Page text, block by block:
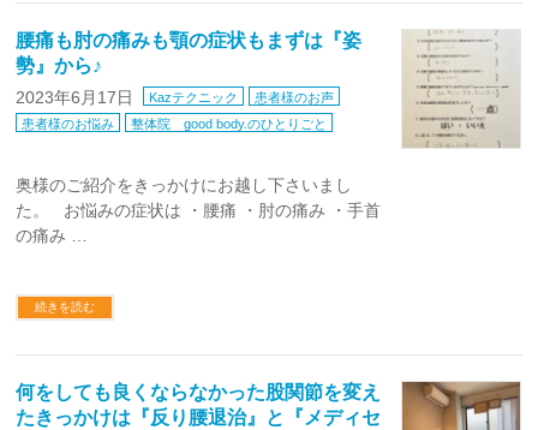
腰痛も肘の痛みも顎の症状もまずは『姿
勢』から♪
2023年6月17日 Kazテクニック
患者様のお声
患者様のお悩み
整体院 good body.のひとりごと
奥様のご紹介をきっかけにお越し下さいまし
た。 お悩みの症状は ・腰痛 ・肘の痛み ・手首
の痛み …
続きを読む
何をしても良くならなかった股関節を変え
たきっかけは『反り腰退治』と『メディセ